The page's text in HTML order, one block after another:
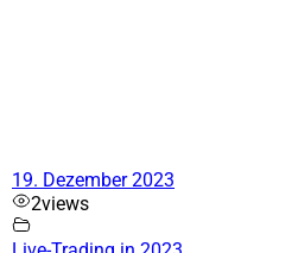
19. Dezember 2023
2views